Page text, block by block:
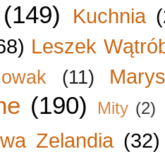
(149) Kuchnia
Leszek
(11)
(190) Mity (2)
Zelandia (32)